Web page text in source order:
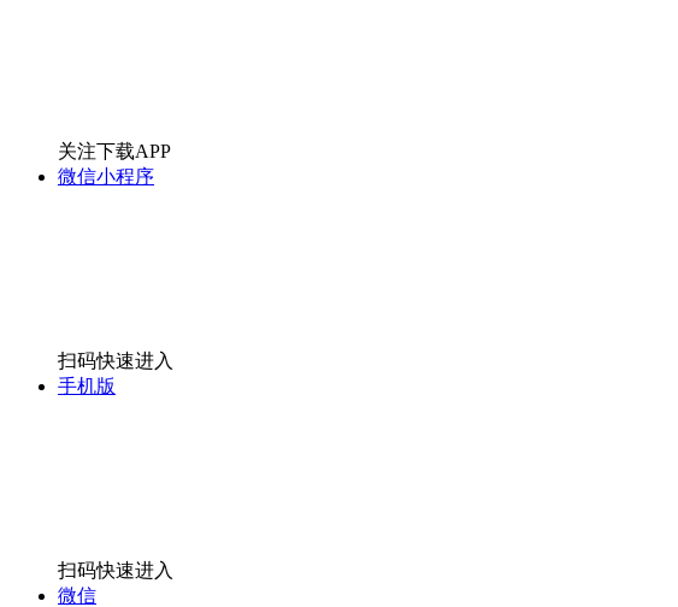
关注下载APP
微信小程序
扫码快速进入
手机版
扫码快速进入
微信